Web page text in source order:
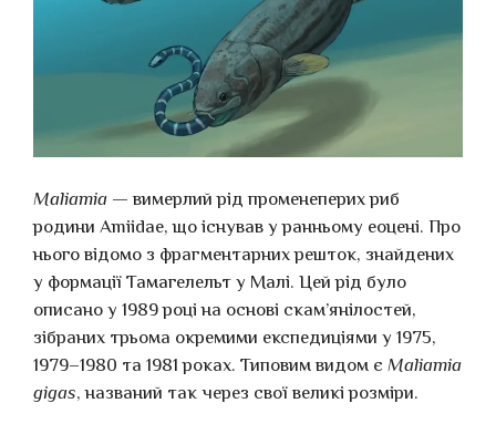
Maliamia — вимерлий рід променеперих риб
родини Amiidae, що існував у ранньому еоцені. Про
нього відомо з фрагментарних решток, знайдених
у формації Тамагелельт у Малі. Цей рід було
описано у 1989 році на основі скам’янілостей,
зібраних трьома окремими експедиціями у 1975,
1979–1980 та 1981 роках. Типовим видом є Maliamia
gigas, названий так через свої великі розміри.